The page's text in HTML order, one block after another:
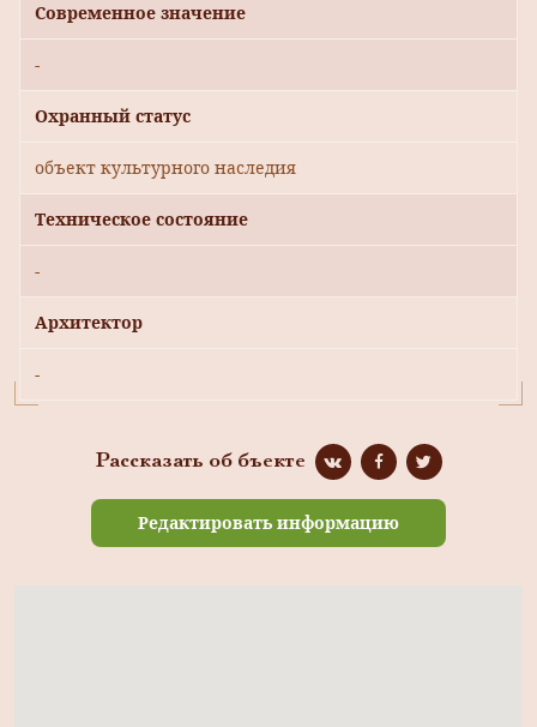
Современное значение
-
Охранный статус
объект культурного наследия
Техническое состояние
-
Архитектор
-
Рассказать об бъекте
Редактировать информацию